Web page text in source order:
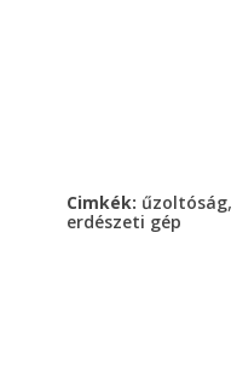
Cimkék: űzoltóság,
erdészeti gép